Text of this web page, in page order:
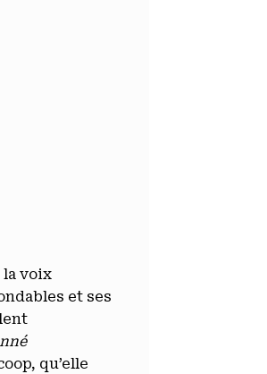
la voix
et ses
qu’elle